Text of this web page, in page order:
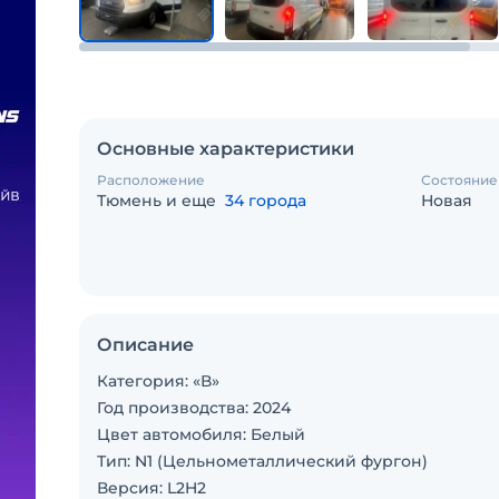
Основные характеристики
Расположение
Тюмень и еще 34 города Новая
Описание
Категория: «В»
Год производства: 2024
Цвет автомобиля: Белый
Тип: N1 (Цельнометаллический фургон)
Версия: L2H2